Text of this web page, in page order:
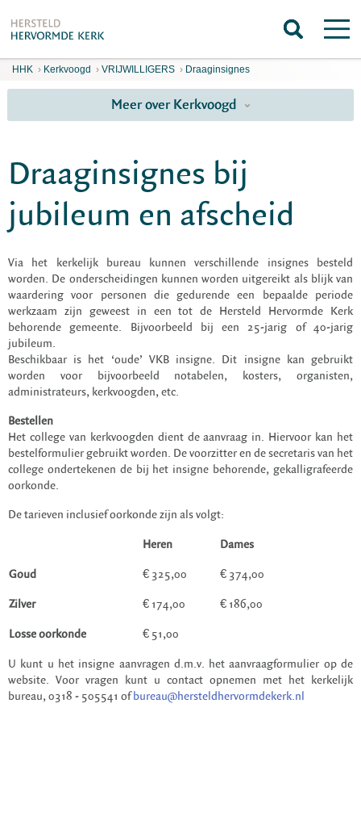
HHK › Kerkvoogd › VRIJWILLIGERS › Draaginsignes
Meer over Kerkvoogd
Draaginsignes bij
jubileum en afscheid
Via het kerkelijk bureau kunnen verschillende insignes besteld
worden. De onderscheidingen kunnen worden uitgereikt als blijk van
waardering voor personen die gedurende een bepaalde periode
werkzaam zijn geweest in een tot de Hersteld Hervormde Kerk
behorende gemeente. Bijvoorbeeld bij een 25-jarig of 40-jarig
jubileum.
Beschikbaar is het ‘oude’ VKB insigne. Dit insigne kan gebruikt
worden voor bijvoorbeeld notabelen, kosters, organisten,
administrateurs, kerkvoogden, etc.
Bestellen
Het college van kerkvoogden dient de aanvraag in. Hiervoor kan het
bestelformulier gebruikt worden. De voorzitter en de secretaris van het
college ondertekenen de bij het insigne behorende, gekalligrafeerde
oorkonde.
De tarieven inclusief oorkonde zijn als volgt:
Heren Dames
Goud € 325,00 € 374,00
Zilver € 174,00 € 186,00
Losse oorkonde € 51,00
U kunt u het insigne aanvragen d.m.v. het aanvraagformulier op de
website. Voor vragen kunt u contact opnemen met het kerkelijk
bureau, 0318 - 505541 ofbureau@hersteldhervormdekerk.nl